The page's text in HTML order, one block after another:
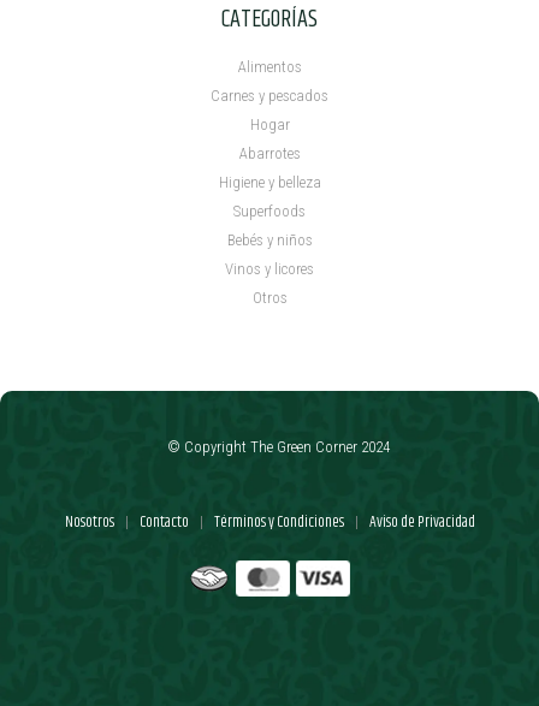
CATEGORÍAS
Alimentos
Carnes y pescados
Hogar
Abarrotes
Higiene y belleza
Superfoods
Bebés y niños
Vinos y licores
Otros
Nosotros | Contacto | Términos y Condiciones | Aviso de Privacidad
© Copyright The Green Corner 2024